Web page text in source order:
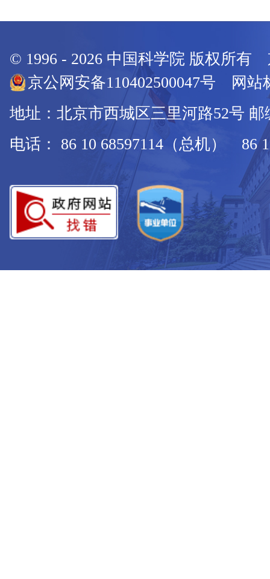
© 1996 - 2026 中国科学院 版权所有
京公网安备110402500047号 网站
地址：北京市西城区三里河路52号 邮
电话： 86 10 68597114（总机） 86